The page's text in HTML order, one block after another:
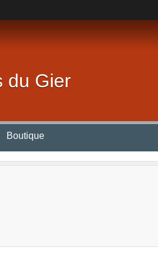
du Gier
Boutique